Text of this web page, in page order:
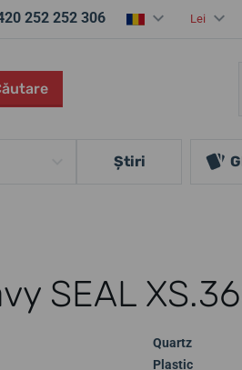
252 252 306 Lei
Ştiri
SEAL
Quartz
Plastic